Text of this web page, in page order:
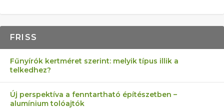
FRISS
Fűnyírók kertméret szerint: melyik típus illik a
telkedhez?
Új perspektíva a fenntartható építészetben –
alumínium tolóajtók